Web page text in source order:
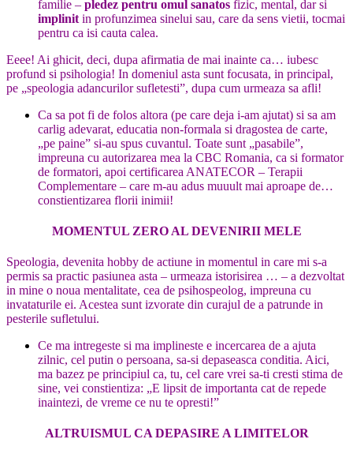
familie – pledez pentru omul sanatos fizic, mental, dar si
implinit in profunzimea sinelui sau, care da sens vietii, tocmai
pentru ca isi cauta calea.
Eeee! Ai ghicit, deci, dupa afirmatia de mai inainte ca… iubesc
profund si psihologia! In domeniul asta sunt focusata, in principal,
pe „speologia adancurilor sufletesti”, dupa cum urmeaza sa afli!
Ca sa pot fi de folos altora (pe care deja i-am ajutat) si sa am
carlig adevarat, educatia non-formala si dragostea de carte,
„pe paine” si-au spus cuvantul. Toate sunt „pasabile”,
impreuna cu autorizarea mea la CBC Romania, ca si formator
de formatori, apoi certificarea ANATECOR – Terapii
Complementare – care m-au adus muuult mai aproape de…
constientizarea florii inimii!
MOMENTUL ZERO AL DEVENIRII MELE
Speologia, devenita hobby de actiune in momentul in care mi s-a
permis sa practic pasiunea asta – urmeaza istorisirea … – a dezvoltat
in mine o noua mentalitate, cea de psihospeolog, impreuna cu
invataturile ei. Acestea sunt izvorate din curajul de a patrunde in
pesterile sufletului.
Ce ma intregeste si ma implineste e incercarea de a ajuta
zilnic, cel putin o persoana, sa-si depaseasca conditia. Aici,
ma bazez pe principiul ca, tu, cel care vrei sa-ti cresti stima de
sine, vei constientiza: „E lipsit de importanta cat de repede
inaintezi, de vreme ce nu te opresti!”
ALTRUISMUL CA DEPASIRE A LIMITELOR